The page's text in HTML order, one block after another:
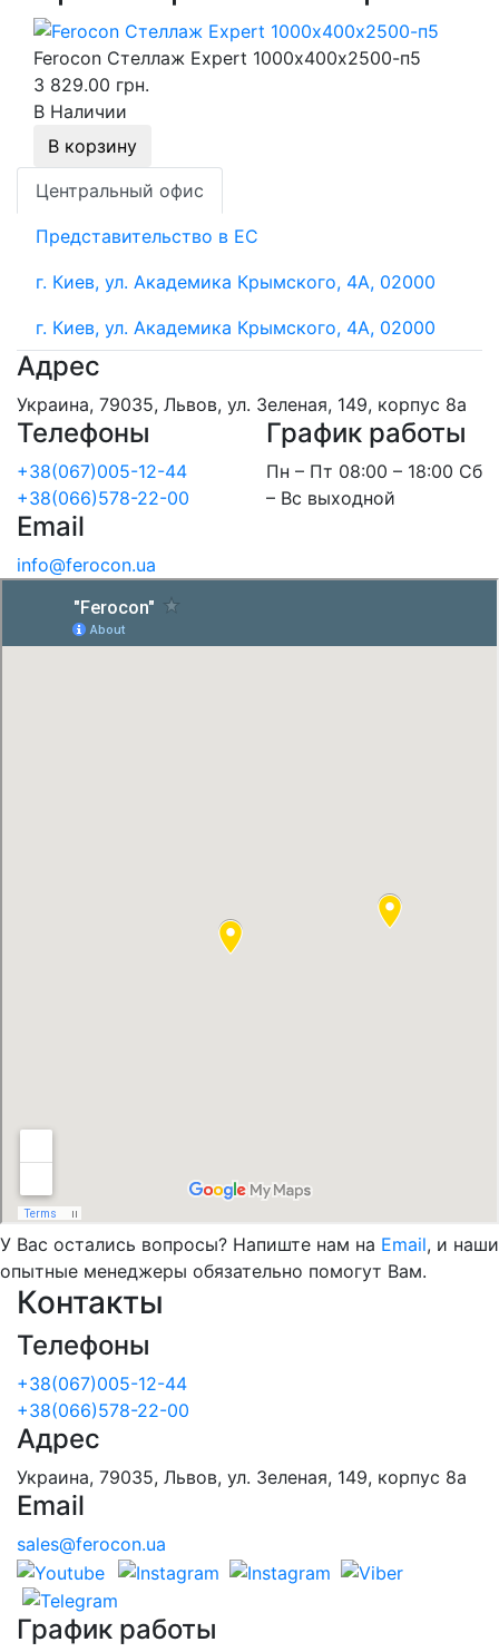
Ferocon Стеллаж Expert 1000х400х2500-п5
3 829.00 грн.
В Наличии
В корзину
Центральный офис
Представительство в ЕС
г. Киев, ул. Академика Крымского, 4А, 02000
г. Киев, ул. Академика Крымского, 4А, 02000
Адрес
Украина, 79035, Львов, ул. Зеленая, 149, корпус 8а
Телефоны
+38(067)005-12-44
+38(066)578-22-00
График работы
Пн – Пт 08:00 – 18:00 Сб
– Вс выходной
Email
info@ferocon.ua
У Вас остались вопросы? Напиште нам на Email, и наши
опытные менеджеры обязательно помогут Вам.
Контакты
Телефоны
+38(067)005-12-44
+38(066)578-22-00
Адрес
Украина, 79035, Львов, ул. Зеленая, 149, корпус 8а
Email
sales@ferocon.ua
График работы